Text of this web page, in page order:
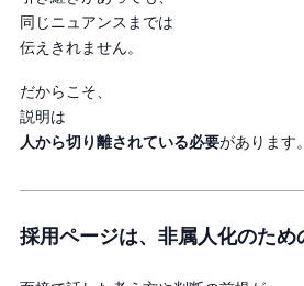
同じニュアンスまでは
伝えきれません。
だからこそ、
説明は
人から切り離されている必要があります。
採用ページは、非属人化のため